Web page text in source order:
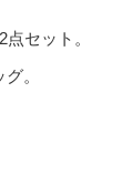
セット。
。